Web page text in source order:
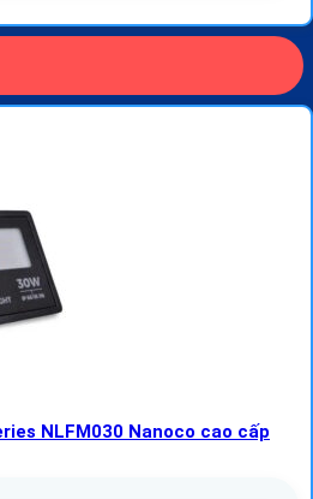
NLFM030 Nanoco cao cấp